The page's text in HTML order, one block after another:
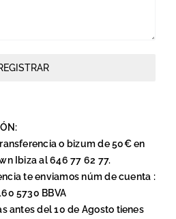
o bizum de 50€ en
Ibiza al 646 77 62 77.
te enviamos núm de cuenta :
5730 BBVA
antes del 10 de Agosto tienes